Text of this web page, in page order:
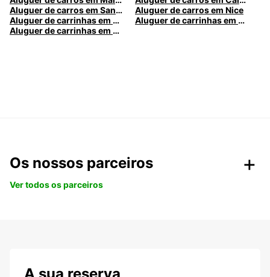
Aluguer de carros em Santa Maria da Feira
Aluguer de carros em Nice
Aluguer de carrinhas em Nice
Aluguer de carrinhas em Santa Maria da Feira
Aluguer de carrinhas em Caldas da Rainha
Os nossos parceiros
Ver todos os parceiros